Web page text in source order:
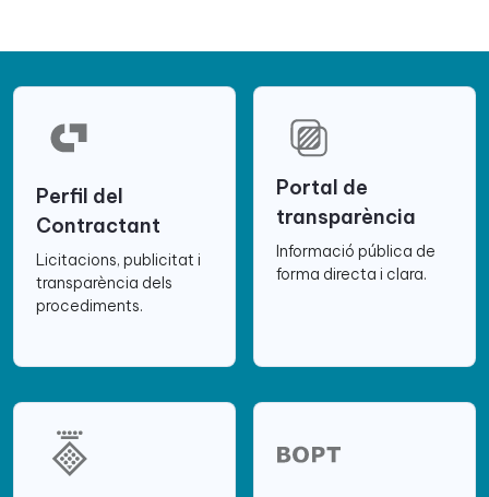
Perfil del
Contractant
Licitacions, publicitat i
transparència dels
procediments.
Portal de
transparència
Informació pública de
forma directa i clara.